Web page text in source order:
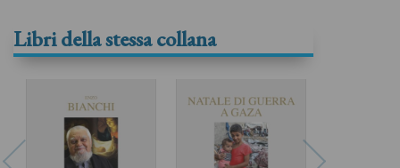
Libri della stessa collana